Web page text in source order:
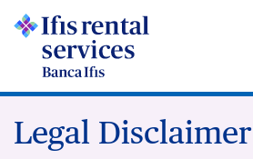
Legal Disclaimer